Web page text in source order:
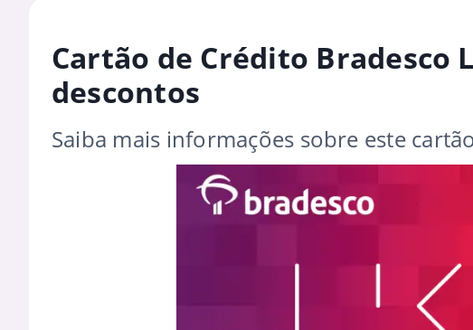
Cartão de Crédito Bradesco
descontos
Saiba mais informações sobre este